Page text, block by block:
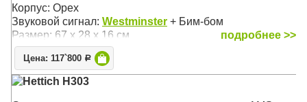
Корпус: Орех
Звуковой сигнал: Westminster + Бим-бом
Размер: 67 х 28 х 16 см
подробнее >>
Цена: 117`800 Р
Hettich H303